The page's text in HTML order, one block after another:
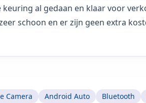
keuring al gedaan en klaar voor
schoon en er zijn geen extra
Camera Android Auto Bluetooth